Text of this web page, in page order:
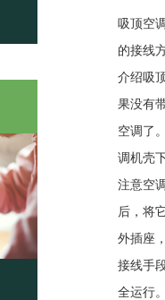
吸顶空
的接线
介绍吸
果没有
空调了
调机壳
注意空
后，将
外插座
接线手
全运行